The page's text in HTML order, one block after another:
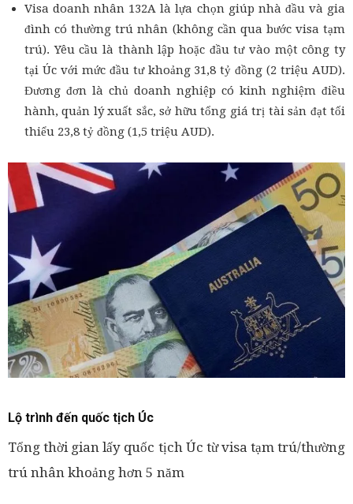
Visa doanh nhân 132A là lựa chọn giúp nhà đầu và gia
đình có thường trú nhân (không cần qua bước visa tạm
trú). Yêu cầu là thành lập hoặc đầu tư vào một công ty
tại Úc với mức đầu tư khoảng 31,8 tỷ đồng (2 triệu AUD).
Đương đơn là chủ doanh nghiệp có kinh nghiệm điều
hành, quản lý xuất sắc, sở hữu tổng giá trị tài sản đạt tối
thiểu 23,8 tỷ đồng (1,5 triệu AUD).
Lộ trình đến quốc tịch Úc
Tổng thời gian lấy quốc tịch Úc từ visa tạm trú/thường
trú nhân khoảng hơn 5 năm